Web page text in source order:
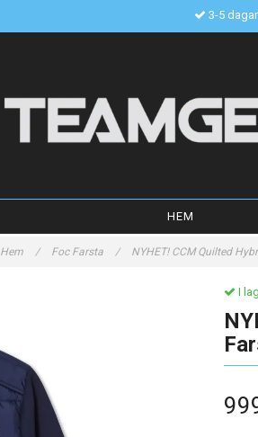
3-5
HEM
Hem / Foc Farsta / NYHET! CCM Quilted
I